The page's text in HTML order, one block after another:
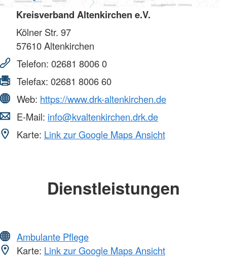
Kreisverband Altenkirchen e.V.
Kölner Str. 97
57610Altenkirchen
Telefon: 02681 8006 0
Telefax: 02681 8006 60
Web: https://www.drk-altenkirchen.de
E-Mail: info@kvaltenkirchen.drk.de
Karte: Link zur Google Maps Ansicht
Dienstleistungen
Ambulante Pflege
Karte: Link zur Google Maps Ansicht